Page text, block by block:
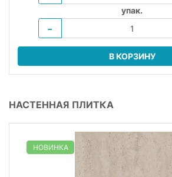
упак.
−
В КОРЗИНУ
НАСТЕННАЯ ПЛИТКА
НОВИНКА